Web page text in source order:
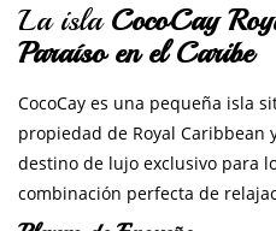
La islaCocoCay
Paraíso en el Caribe
CocoCay es una pequeña isla
propiedad de Royal
destino de lujo exclusivo para
combinación perfecta de